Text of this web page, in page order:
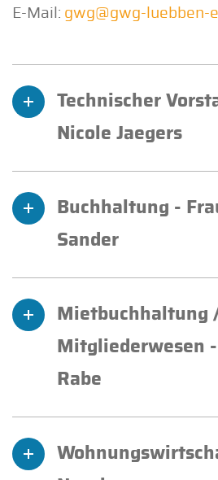
E-Mail: gwg@gwg-luebben-
Technischer
Nicole Jaegers
E-Mail:gwg@gwg-
Buchhaltung -
Sander
E-Mail:
Mietbuchhaltung
Mitgliederwesen
Rabe
E-Mail:trabe@gwg-